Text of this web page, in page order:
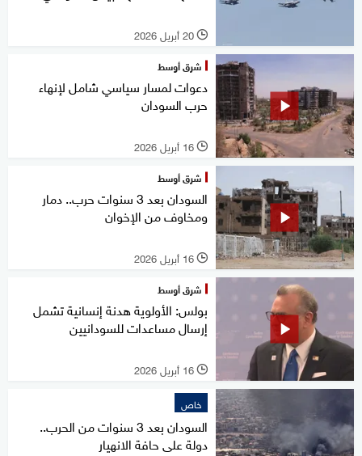
l 20 أبريل 2026
شرق أوسط
دعوات لمسار سياسي شامل لإنهاء
حرب السودان
l 16 أبريل 2026
شرق أوسط
السودان بعد 3 سنوات حرب.. دمار
ومخاوف من الإخوان
l 16 أبريل 2026
شرق أوسط
بولس: الأولوية هدنة إنسانية تشمل
إرسال مساعدات للسودانيين
l 16 أبريل 2026
خاص
السودان بعد 3 سنوات من الحرب..
دولة على حافة الانهيار